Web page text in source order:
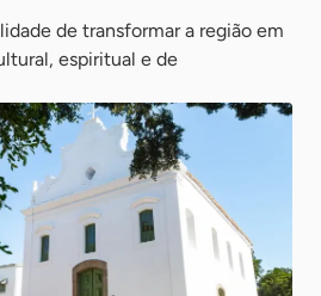
de transformar a região em
espiritual e de